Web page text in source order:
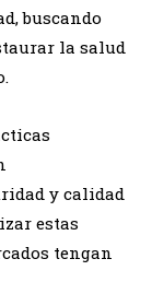
buscando
la salud
y calidad
estas
tengan